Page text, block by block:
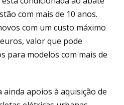
com mais de 10 anos.
com um custo máximo
valor que pode
para modelos com mais de
apoios à aquisição de